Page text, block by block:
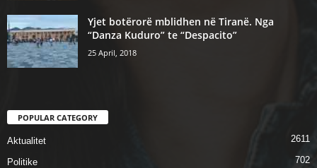
Yjet botërorë mblidhen në Tiranë. Nga
“Danza Kuduro” te “Despacito”
25 April, 2018
POPULAR CATEGORY
Aktualitet 2611
Politike 702